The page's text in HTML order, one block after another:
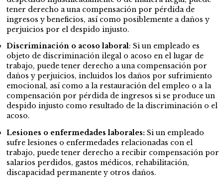
tener derecho a una compensación por pérdida de
ingresos y beneficios, así como posiblemente a daños y
perjuicios por el despido injusto.
Discriminación o acoso laboral: Si un empleado es
objeto de discriminación ilegal o acoso en el lugar de
trabajo, puede tener derecho a una compensación por
daños y perjuicios, incluidos los daños por sufrimiento
emocional, así como a la restauración del empleo o a la
compensación por pérdida de ingresos si se produce un
despido injusto como resultado de la discriminación o el
acoso.
Lesiones o enfermedades laborales: Si un empleado
sufre lesiones o enfermedades relacionadas con el
trabajo, puede tener derecho a recibir compensación por
salarios perdidos, gastos médicos, rehabilitación,
discapacidad permanente y otros daños.